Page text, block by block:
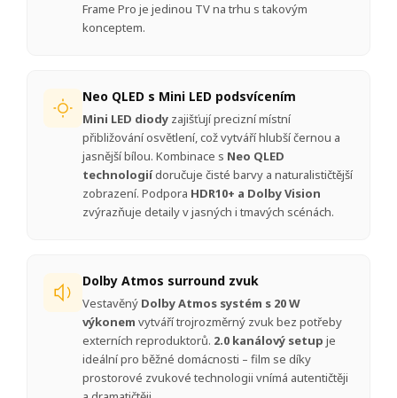
Frame Pro je jedinou TV na trhu s takovým
konceptem.
Neo QLED s Mini LED podsvícením
Mini LED diody zajišťují precizní místní
přibližování osvětlení, což vytváří hlubší černou a
jasnější bílou. Kombinace s Neo QLED
technologiídoručuje čisté barvy a naturalističtější
zobrazení. Podpora HDR10+ a Dolby Vision
zvýrazňuje detaily v jasných i tmavých scénách.
Dolby Atmos surround zvuk
Vestavěný Dolby Atmos systém s 20 W
výkonem vytváří trojrozměrný zvuk bez potřeby
externích reproduktorů. 2.0 kanálový setup je
ideální pro běžné domácnosti – film se díky
prostorové zvukové technologii vnímá autentičtěji